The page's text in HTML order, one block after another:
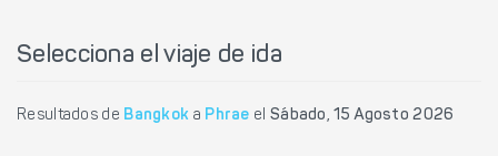
Selecciona el viaje de ida
Resultados de Bangkok a Phrae el Sábado, 15 Agosto 2026